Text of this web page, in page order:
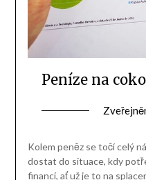
Peníze na
Kolem peněz se točí celý
dostat do situace, kdy
financí, ať už je to na